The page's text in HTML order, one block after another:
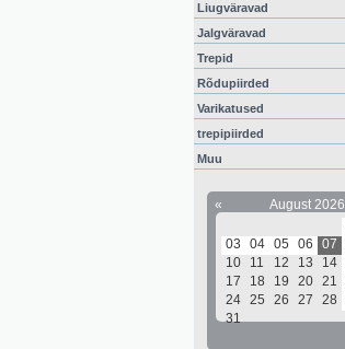
Liugväravad
Jalgväravad
Trepid
Rõdupiirded
Varikatused
trepipiirded
Muu
« August 2026
03
04 05 06 07
10
11 12 13 14
17
18 19 20 21
24
25 26 27 28
31